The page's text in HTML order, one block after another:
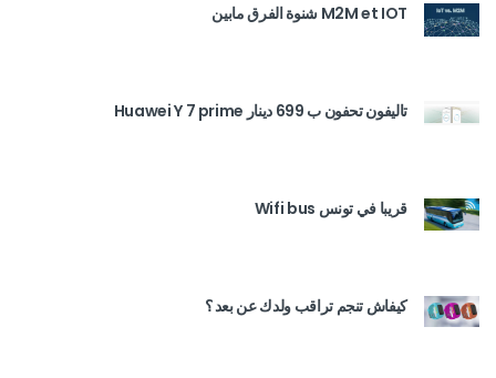
M2M et IOT شنوة الفرق مابين
تاليفون تحفون ب 699 دينار Huawei Y 7 prime
قريبا في تونس Wifi bus
كيفاش تنجم تراقب ولدك عن بعد ؟